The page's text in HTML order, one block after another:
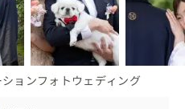
ョンフォトウェディング